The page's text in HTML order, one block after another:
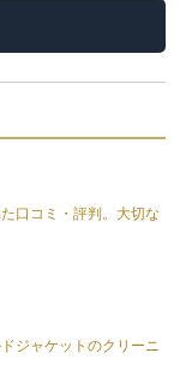
口コミ・評判。大切な
ジャケットのクリーニ